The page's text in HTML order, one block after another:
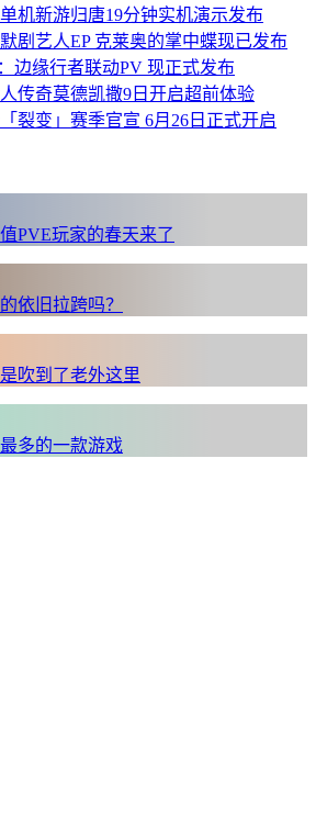
机新游归唐19分钟实机演示发布
剧艺人EP 克莱奥的掌中蝶现已发布
边缘行者联动PV 现正式发布
传奇莫德凯撒9日开启超前体验
裂变」赛季官宣 6月26日正式开启
PVE玩家的春天来了
依旧拉跨吗？
吹到了老外这里
多的一款游戏